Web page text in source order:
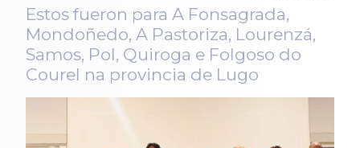
Estos fueron para A Fonsagrada,
Mondoñedo, A Pastoriza, Lourenzá,
Samos, Pol, Quiroga e Folgoso do
Courel na provincia de Lugo